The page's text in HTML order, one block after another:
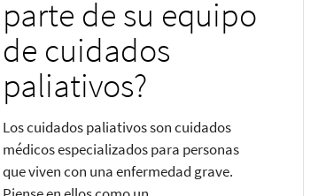
parte de su equipo
de cuidados
paliativos?
Los cuidados paliativos son cuidados
médicos especializados para personas
que viven con una enfermedad grave.